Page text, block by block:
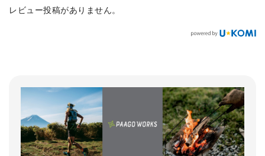
レビュー投稿がありません。